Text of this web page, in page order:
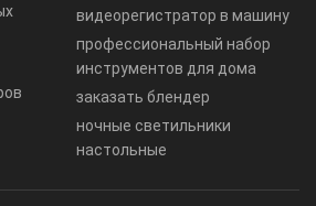
видеорегистратор в машину
профессиональный набор
инструментов для дома
заказать блендер
ночные светильники
настольные